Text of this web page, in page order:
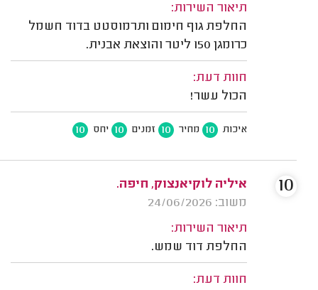
תיאור השירות:
החלפת גוף חימום ותרמוסטט בדוד חשמל
כרומגן 150 ליטר והוצאת אבנית.
חוות דעת:
הכול עשר!
איכות 10 מחיר 10 זמנים 10 יחס 10
איליה לוקיאנצוק, חיפה.
משוב: 24/06/2026
תיאור השירות:
החלפת דוד שמש.
חוות דעת:
10